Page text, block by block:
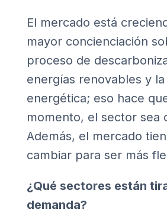
El mercado está
mayor concienciación
proceso de
energías renovables y
energética; eso hace
momento, el sector sea
Además, el mercado
cambiar para ser más
¿Qué sectores están
demanda?